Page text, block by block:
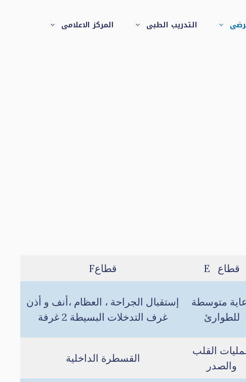
التدريب الطبى المركز الاعلامى
قطاع E قطاعF
متوسطة
للطوارئ
إستقبال الجراحة ، العظام ،أنف و أذن
غرف التدخلات البسيطة 2 غرفة
القلب
والصدر
القسطرة الداخلية